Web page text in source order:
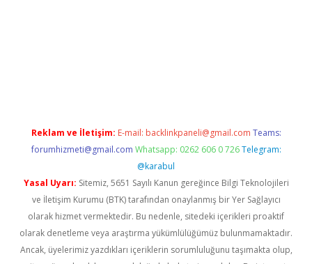
Reklam ve İletişim: E-mail: backlinkpaneli@gmail.com Teams:
forumhizmeti@gmail.com Whatsapp: 0262 606 0 726 Telegram:
@karabul
Yasal Uyarı: Sitemiz, 5651 Sayılı Kanun gereğince Bilgi Teknolojileri
ve İletişim Kurumu (BTK) tarafından onaylanmış bir Yer Sağlayıcı
olarak hizmet vermektedir. Bu nedenle, sitedeki içerikleri proaktif
olarak denetleme veya araştırma yükümlülüğümüz bulunmamaktadır.
Ancak, üyelerimiz yazdıkları içeriklerin sorumluluğunu taşımakta olup,